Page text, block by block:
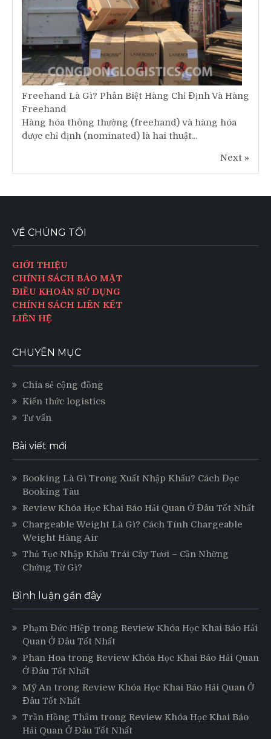
Freehand Là Gì? Phân Biệt Hàng Chỉ Định Và Hàng
Freehand
Hàng hóa thông thường (freehand) và hàng hóa
được chỉ định (nominated) là hai thuật...
Next »
VỀ CHÚNG TÔI
GIỚI THIỆU
CHÍNH SÁCH BẢO MẬT
ĐIỀU KHOẢN SỬ DỤNG
CHÍNH SÁCH LIÊN KẾT
LIÊN HỆ
CHUYÊN MỤC
Chia sẻ cộng đồng
Kiến thức logistics
Tư vấn
Bài viết mới
Booking Là Gì Trong Xuất Nhập Khẩu? Cách Đọc
Booking Tàu
Review Khóa Học Khai Báo Hải Quan Ở Đâu Tốt Nhất
Chargeable Weight Là Gì? Cách Tính Chargeable
Weight Hàng Air
Thủ Tục Nhập Khẩu Trái Cây Tươi – Cần Những
Chứng Từ Gì?
Bình luận gần đây
Phạm Đức Hiệp trong Review Khóa Học Khai Báo Hải
Quan Ở Đâu Tốt Nhất
Phan Hoa trong Review Khóa Học Khai Báo Hải Quan
Ở Đâu Tốt Nhất
Mỹ An trong Review Khóa Học Khai Báo Hải Quan Ở
Đâu Tốt Nhất
Trần Hồng Thắm trong Review Khóa Học Khai Báo
Hải Quan Ở Đâu Tốt Nhất